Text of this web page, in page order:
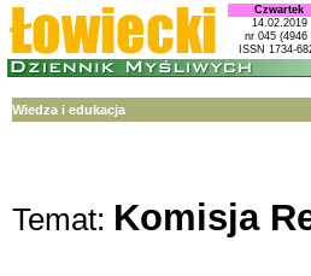
Czwartek
14.02.2019
nr 045 (4946
ISSN 1734-
Wiedza i edukacja
Temat: Komisja